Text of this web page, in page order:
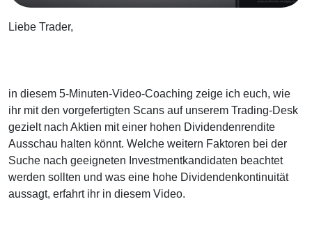
Liebe Trader,
in diesem 5-Minuten-Video-Coaching zeige ich euch, wie
ihr mit den vorgefertigten Scans auf unserem Trading-Desk
gezielt nach Aktien mit einer hohen Dividendenrendite
Ausschau halten könnt. Welche weitern Faktoren bei der
Suche nach geeigneten Investmentkandidaten beachtet
werden sollten und was eine hohe Dividendenkontinuität
aussagt, erfahrt ihr in diesem Video.